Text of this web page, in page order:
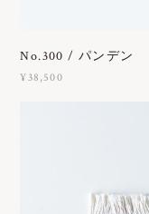
No.300 / パンデン
¥38,500